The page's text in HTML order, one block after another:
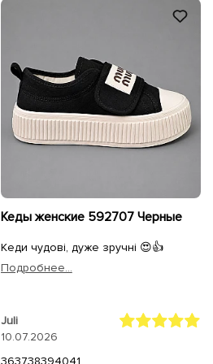
Кеды женские 592707 Черные
Кеди чудові, дуже зручні 😍👍
Подробнее...
Juli
10.07.2026